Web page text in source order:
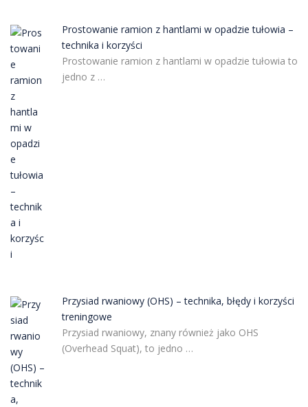
Prostowanie ramion z hantlami w opadzie tułowia –
technika i korzyści
Prostowanie ramion z hantlami w opadzie tułowia to
jedno z …
Przysiad rwaniowy (OHS) – technika, błędy i korzyści
treningowe
Przysiad rwaniowy, znany również jako OHS
(Overhead Squat), to jedno …